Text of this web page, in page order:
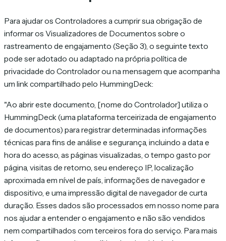
Para ajudar os Controladores a cumprir sua obrigação de
informar os Visualizadores de Documentos sobre o
rastreamento de engajamento (Seção 3), o seguinte texto
pode ser adotado ou adaptado na própria política de
privacidade do Controlador ou na mensagem que acompanha
um link compartilhado pelo HummingDeck:
"Ao abrir este documento, [nome do Controlador] utiliza o
HummingDeck (uma plataforma terceirizada de engajamento
de documentos) para registrar determinadas informações
técnicas para fins de análise e segurança, incluindo a data e
hora do acesso, as páginas visualizadas, o tempo gasto por
página, visitas de retorno, seu endereço IP, localização
aproximada em nível de país, informações de navegador e
dispositivo, e uma impressão digital de navegador de curta
duração. Esses dados são processados em nosso nome para
nos ajudar a entender o engajamento e não são vendidos
nem compartilhados com terceiros fora do serviço. Para mais